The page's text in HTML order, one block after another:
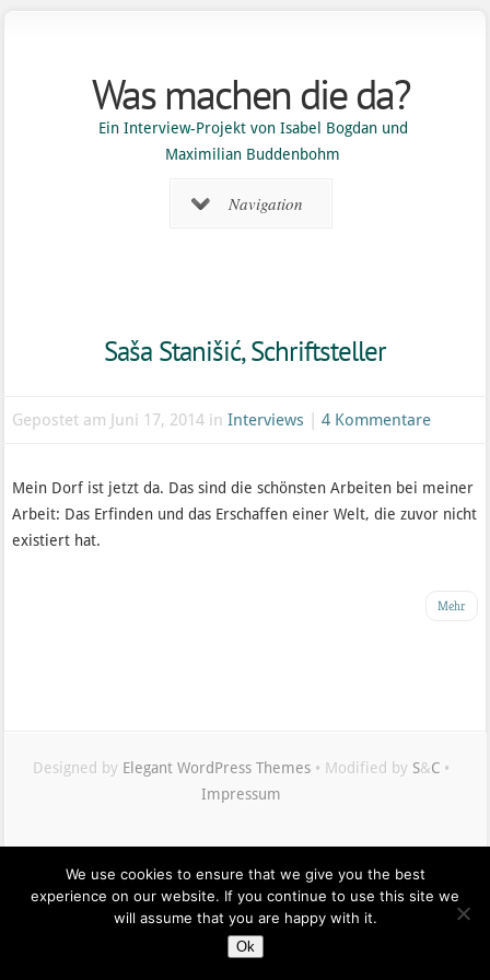
Was machen die da?
Ein Interview-Projekt von Isabel Bogdan und
Maximilian Buddenbohm
Navigation
Saša Stanišić, Schriftsteller
Gepostet am Juni 17, 2014 inInterviews |4 Kommentare
Mein Dorf ist jetzt da. Das sind die schönsten Arbeiten bei meiner
Arbeit: Das Erfinden und das Erschaffen einer Welt, die zuvor nicht
existiert hat.
Mehr
Designed by Elegant WordPress Themes• Modified by S&C•
Impressum
We use cookies to ensure that we give you the best
experience on our website. If you continue to use this site we
will assume that you are happy with it.
Ok